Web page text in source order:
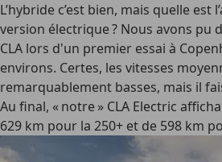
L’hybride c’est bien, mais quelle est
version électrique ? Nous avons pu
CLA lors d'un premier essai à
environs. Certes, les vitesses
remarquablement basses, mais il
Au final, « notre » CLA Electric
629 km pour la 250+ et de 598 km